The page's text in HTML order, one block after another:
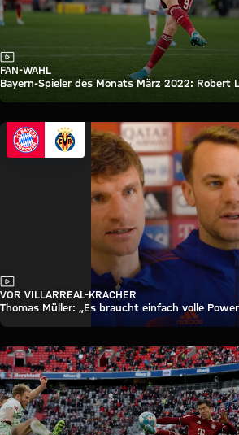
Video
FAN-WAHL
Bayern-Spieler des Monats März 2022: Robert
Video
VOR VILLARREAL-KRACHER
Thomas Müller: „Es braucht einfach volle